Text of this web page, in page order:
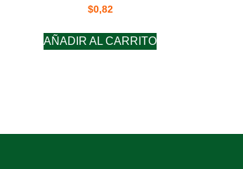
$0,82
AÑADIR AL CARRITO